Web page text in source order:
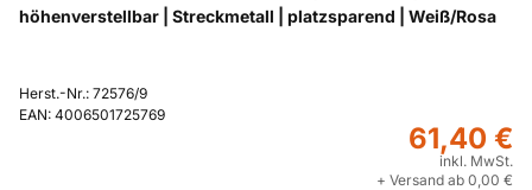
höhenverstellbar | Streckmetall | platzsparend | Weiß/Rosa
Herst.-Nr.: 72576/9
EAN: 4006501725769
61,40 €
inkl. MwSt.
+ Versand ab 0,00 €